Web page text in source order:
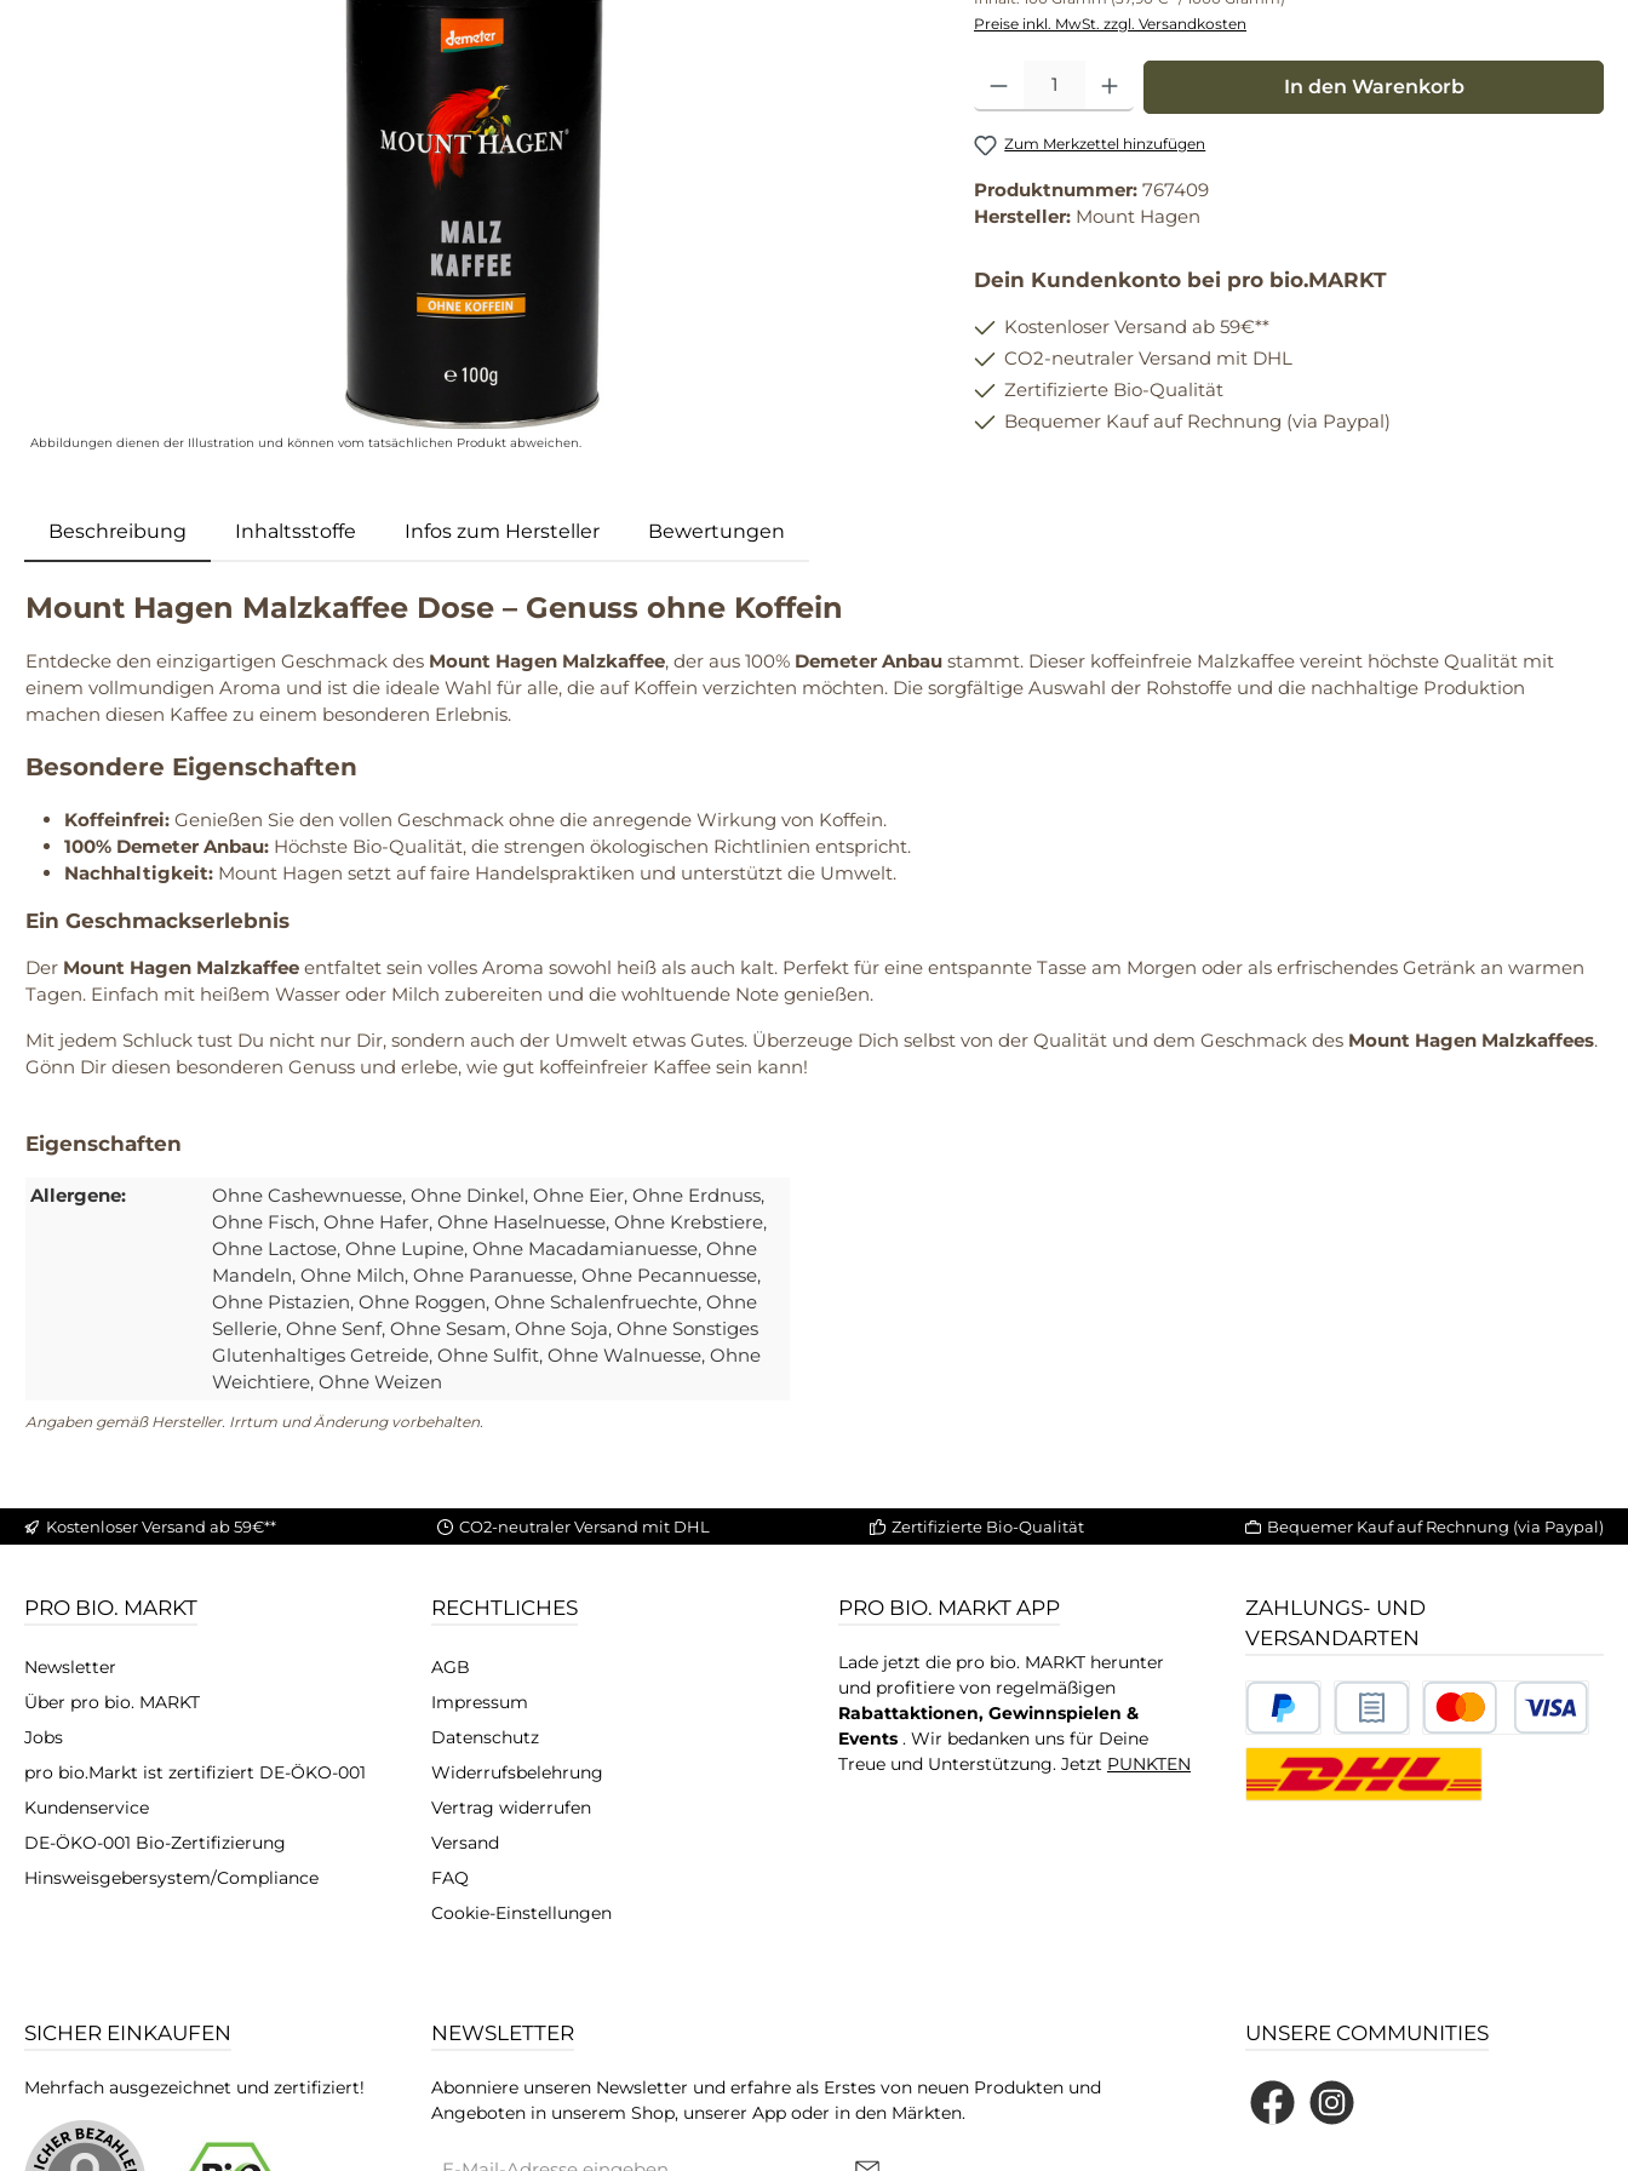
Abbildungen dienen der Illustration und können vom tatsächlichen Produkt abweichen.
Preise inkl. MwSt. zzgl. Versandkosten
Produkt Anzahl: Gib den gewünschten Wert ein oder benutze die Schaltflächen um die
In den Warenkorb
Zum Merkzettel hinzufügen
Produktnummer: 767409
Hersteller: Mount Hagen
Dein Kundenkonto bei pro bio.MARKT
Kostenloser Versand ab 59€**
CO2-neutraler Versand mit DHL
Zertifizierte Bio-Qualität
Bequemer Kauf auf Rechnung (via Paypal)
Beschreibung Inhaltsstoffe Infos zum Hersteller Bewertungen
Mount Hagen Malzkaffee Dose – Genuss ohne Koffein
Entdecke den einzigartigen Geschmack des Mount Hagen Malzkaffee, der aus 100% Demeter Anbau stammt. Dieser koffeinfreie Malzkaffee vereint höchste Qualität mit
einem vollmundigen Aroma und ist die ideale Wahl für alle, die auf Koffein verzichten möchten. Die sorgfältige Auswahl der Rohstoffe und die nachhaltige Produktion
machen diesen Kaffee zu einem besonderen Erlebnis.
Besondere Eigenschaften
Koffeinfrei: Genießen Sie den vollen Geschmack ohne die anregende Wirkung von Koffein.
100% Demeter Anbau: Höchste Bio-Qualität, die strengen ökologischen Richtlinien entspricht.
Nachhaltigkeit: Mount Hagen setzt auf faire Handelspraktiken und unterstützt die Umwelt.
Ein Geschmackserlebnis
Der Mount Hagen Malzkaffee entfaltet sein volles Aroma sowohl heiß als auch kalt. Perfekt für eine entspannte Tasse am Morgen oder als erfrischendes Getränk an warmen
Tagen. Einfach mit heißem Wasser oder Milch zubereiten und die wohltuende Note genießen.
Mit jedem Schluck tust Du nicht nur Dir, sondern auch der Umwelt etwas Gutes. Überzeuge Dich selbst von der Qualität und dem Geschmack des Mount Hagen Malzkaffees.
Gönn Dir diesen besonderen Genuss und erlebe, wie gut koffeinfreier Kaffee sein kann!
Eigenschaften
Allergene: Ohne Cashewnuesse, Ohne Dinkel, Ohne Eier, Ohne Erdnuss,
Ohne Fisch, Ohne Hafer, Ohne Haselnuesse, Ohne Krebstiere,
Ohne Lactose, Ohne Lupine, Ohne Macadamianuesse, Ohne
Mandeln, Ohne Milch, Ohne Paranuesse, Ohne Pecannuesse,
Ohne Pistazien, Ohne Roggen, Ohne Schalenfruechte, Ohne
Sellerie, Ohne Senf, Ohne Sesam, Ohne Soja, Ohne Sonstiges
Glutenhaltiges Getreide, Ohne Sulfit, Ohne Walnuesse, Ohne
Weichtiere, Ohne Weizen
Angaben gemäß Hersteller. Irrtum und Änderung vorbehalten.
Kostenloser Versand ab 59€** CO2-neutraler Versand mit DHL Zertifizierte Bio-Qualität Bequemer Kauf auf Rechnung (via Paypal)
PRO BIO. MARKT
Newsletter
Über pro bio. MARKT
Jobs
pro bio.Markt ist zertifiziert DE-ÖKO-001
Kundenservice
DE-ÖKO-001 Bio-Zertifizierung
Hinsweisgebersystem/Compliance
RECHTLICHES
AGB
Impressum
Datenschutz
Widerrufsbelehrung
Vertrag widerrufen
Versand
FAQ
Cookie-Einstellungen
PRO BIO. MARKT APP
Lade jetzt die pro bio. MARKT herunter
und profitiere von regelmäßigen
Rabattaktionen, Gewinnspielen &
Events . Wir bedanken uns für Deine
Treue und Unterstützung. Jetzt PUNKTEN
ZAHLUNGS- UND
VERSANDARTEN
SICHER EINKAUFEN
Mehrfach ausgezeichnet und zertifiziert!
NEWSLETTER
Abonniere unseren Newsletter und erfahre als Erstes von neuen Produkten und
Angeboten in unserem Shop, unserer App oder in den Märkten.
UNSERE COMMUNITIES
FacebookInstagram